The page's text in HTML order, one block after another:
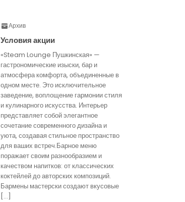
Архив
Условия акции
«Steam Lounge Пушкинская» —
гастрономические изыски, бар и
атмосфера комфорта, объединенные в
одном месте. Это исключительное
заведение, воплощение гармонии стиля
и кулинарного искусства. Интерьер
представляет собой элегантное
сочетание современного дизайна и
уюта, создавая стильное пространство
для ваших встреч.Барное меню
поражает своим разнообразием и
качеством напитков: от классических
коктейлей до авторских композиций.
Бармены мастерски создают вкусовые
[…]